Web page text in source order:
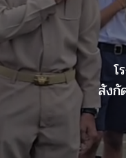
โ
สังกั